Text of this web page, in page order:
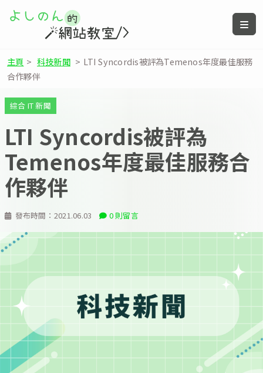
主頁 > 科技新聞 > LTI Syncordis被評為Temenos年度最佳服務
合作夥伴
發布時間： 2021.06.03 0 則留言
綜合 IT 新聞
LTI Syncordis被評為
Temenos年度最佳服務合
作夥伴